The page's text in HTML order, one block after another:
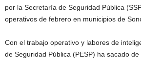
por la Secretaría de Seguridad Pública
operativos de febrero en municipios de
Con el trabajo operativo y labores de
de Seguridad Pública (PESP) ha sacado de